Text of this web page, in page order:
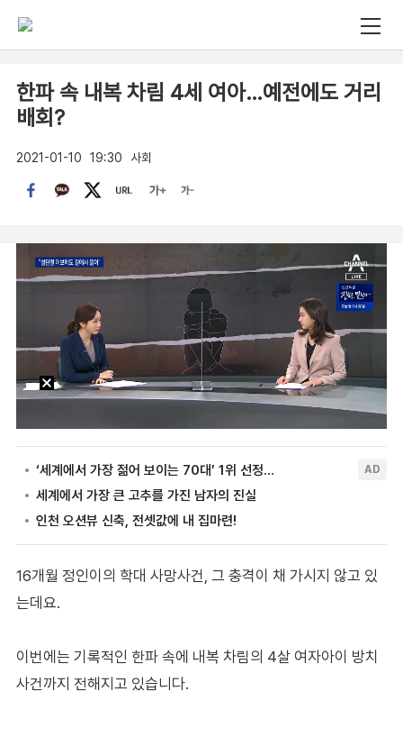
한파 속 내복 차림 4세 여아…예전에도 거리
배회?
2021-01-10 19:30 사회
16개월 정인이의 학대 사망사건, 그 충격이 채 가시지 않고 있
는데요.
이번에는 기록적인 한파 속에 내복 차림의 4살 여자아이 방치
사건까지 전해지고 있습니다.